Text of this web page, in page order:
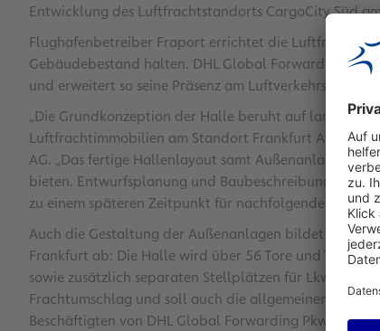
Entwicklung des Luftfrachtstandorts CargoCity Süd
Flughafenbetreiber Fraport errichtet die
Gebäudebestand halten. DHL Global Forwarding,
und erweitert so seine Präsenz am
„Die Grundkonzeption der Halle beruht auf
Luftfrachtimmobilien am Standort Frankfurt Airport“,
AG. „Das fertige Hallenlayout samt Außenanlagen
bieten. Entwurfsplanung und Baubeschreibung
zu einem späteren Zeitpunkt für nachfolgende Mieter
Auch die Gestaltung der Außenanlagen bildet den
Frankfurt ab: Die Halle wird über 56 Tore und
sowie zusätzlich separaten Stellplätzen für Lkw
Frachtumschlag und soll auch die allgemeinen
Beschäftigten von DHL Global Forwarding Pkw-